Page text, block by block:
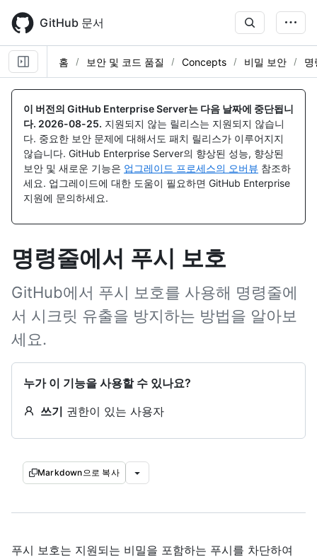
main
content
GitHub 문서
홈 보안 및 코드 품질 Concepts 비밀 보안 명
이 버전의 GitHub Enterprise Server는 다음 날짜에 중단됩니
다. 2026-08-25. 지원되지 않는 릴리스는 지원되지 않습니
다. 중요한 보안 문제에 대해서도 패치 릴리스가 이루어지지
않습니다. GitHub Enterprise Server의 향상된 성능, 향상된
보안 및 새로운 기능은 업그레이드 프로세스의 오버뷰 참조하
세요. 업그레이드에 대한 도움이 필요하면 GitHub Enterprise
지원에 문의하세요.
명령줄에서 푸시 보호
GitHub에서 푸시 보호를 사용해 명령줄에
서 시크릿 유출을 방지하는 방법을 알아보
세요.
누가 이 기능을 사용할 수 있나요?
쓰기 권한이 있는 사용자
Markdown으로 복사
푸시 보호는 지원되는 비밀을 포함하는 푸시를 차단하여